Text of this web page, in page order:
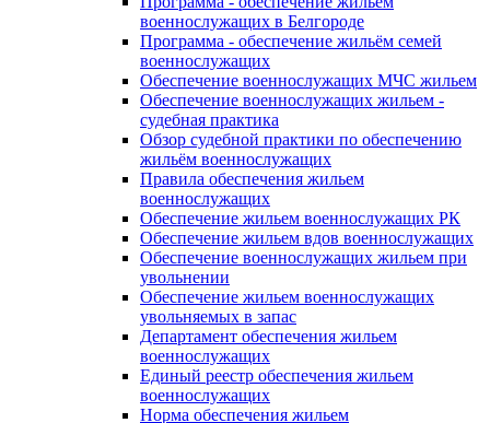
военнослужащих в Белгороде
Программа - обеспечение жильём семей
военнослужащих
Обеспечение военнослужащих МЧС жильем
Обеспечение военнослужащих жильем -
судебная практика
Обзор судебной практики по обеспечению
жильём военнослужащих
Правила обеспечения жильем
военнослужащих
Обеспечение жильем военнослужащих РК
Обеспечение жильем вдов военнослужащих
Обеспечение военнослужащих жильем при
увольнении
Обеспечение жильем военнослужащих
увольняемых в запас
Департамент обеспечения жильем
военнослужащих
Единый реестр обеспечения жильем
военнослужащих
Норма обеспечения жильем